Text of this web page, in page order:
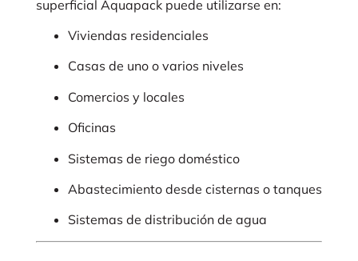
superficial Aquapack puede utilizarse en:
Viviendas residenciales
Casas de uno o varios niveles
Comercios y locales
Oficinas
Sistemas de riego doméstico
Abastecimiento desde cisternas o tanques
Sistemas de distribución de agua